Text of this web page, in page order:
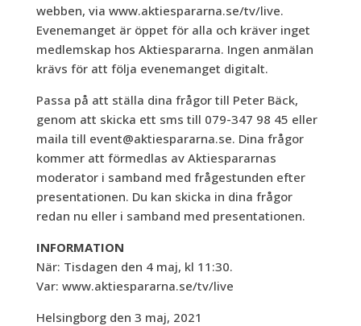
webben, via www.aktiespararna.se/tv/live.
Evenemanget är öppet för alla och kräver inget
medlemskap hos Aktiespararna. Ingen anmälan
krävs för att följa evenemanget digitalt.
Passa på att ställa dina frågor till Peter Bäck,
genom att skicka ett sms till 079-347 98 45 eller
maila till event@aktiespararna.se. Dina frågor
kommer att förmedlas av Aktiespararnas
moderator i samband med frågestunden efter
presentationen. Du kan skicka in dina frågor
redan nu eller i samband med presentationen.
INFORMATION
När: Tisdagen den 4 maj, kl 11:30.
Var: www.aktiespararna.se/tv/live
Helsingborg den 3 maj, 2021